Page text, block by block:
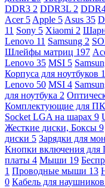
DDR3 2 DDR3L 2
Acer 5 Apple 5 Asus 35
11 Sony 5 Xiaomi 2
Lenovo 11 Samsung 2
Шлейфы матриц 197
Lenovo 35 MSI 5
Корпуса для ноутбуков
Lenovo 50 MSI 4
для ноутбука 2
Комплектующие для ПК
Socket LGA на шарах 9
Жесткие диски, Боксы 9
диски 5 Зарядки для
Кнопки включения
платы 4 Мыши 19
1 Проводные мыши 13
0 Кабель для наушников